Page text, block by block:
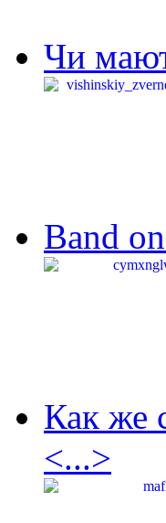
Чи
Band
Как же
<...>